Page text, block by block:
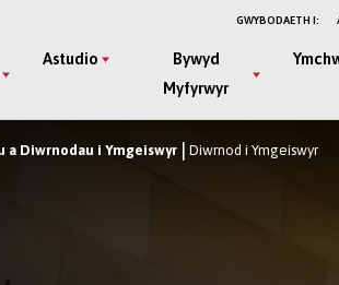
GWYBODAETH I:
Astudio
Bywyd
Myfyrwyr
a Diwrnodau i Ymgeiswyr Diwrnod i Ymgeiswyr